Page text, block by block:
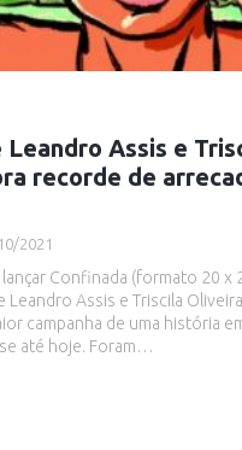
Leandro Assis e
recorde de
2021
Confinada (formato 20 x
Leandro Assis e Triscila
campanha de uma história
até hoje. Foram…